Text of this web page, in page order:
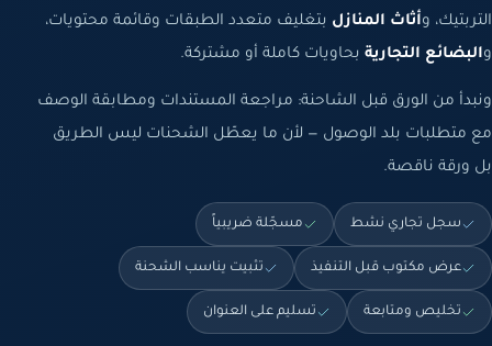
التربتيك، وأثاث المنازل بتغليف متعدد الطبقات وقائمة محتويات،
والبضائع التجارية بحاويات كاملة أو مشتركة.
ونبدأ من الورق قبل الشاحنة: مراجعة المستندات ومطابقة الوصف
مع متطلبات بلد الوصول — لأن ما يعطّل الشحنات ليس الطريق
بل ورقة ناقصة.
سجل تجاري نشط مسجّلة ضريبياً
عرض مكتوب قبل التنفيذ تثبيت يناسب الشحنة
تخليص ومتابعة تسليم على العنوان